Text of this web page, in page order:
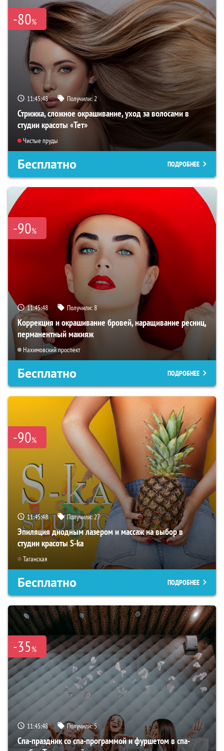
-80%
11:45:46 Получили:2
Стрижка, сложное окрашивание, уход за волосами в
студии красоты «Тет»
Чистые пруды
Бесплатно ПОДРОБНЕЕ
-90%
11:45:46 Получили:8
Коррекция и окрашивание бровей, наращивание ресниц,
перманентный макияж
Нахимовский проспект
Бесплатно ПОДРОБНЕЕ
-90%
11:45:46 Получили:27
Эпиляция диодным лазером и массаж на выбор в
студии красоты S-ka
Таганская
Бесплатно ПОДРОБНЕЕ
-35%
11:45:46 Получили:5
Спа-праздник со спа-программой и фуршетом в спа-